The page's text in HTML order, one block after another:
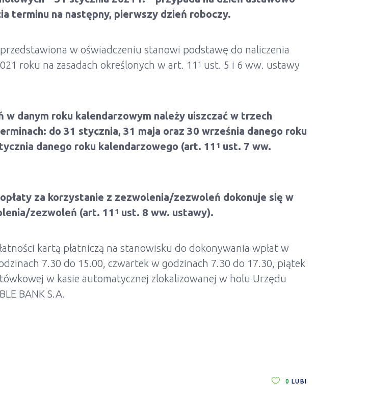
terminu na następny, pierwszy dzień roboczy.
w oświadczeniu stanowi podstawę do naliczenia
roku na zasadach określonych w art. 11 1 ust. 5 i 6 ww. ustawy
danym roku kalendarzowym należy uiszczać w trzech
do 31 stycznia, 31 maja oraz 30 września danego roku
danego roku kalendarzowego (art. 11 1 ust. 7 ww.
za korzystanie z zezwolenia/zezwoleń dokonuje się w
zezwoleń (art. 11 1 ust. 8 ww. ustawy).
kartą płatniczą na stanowisku do dokonywania wpłat w
7.30 do 15.00, czwartek w godzinach 7.30 do 17.30, piątek
w kasie automatycznej zlokalizowanej w holu Urzędu
BANK S.A.
0 LUBI